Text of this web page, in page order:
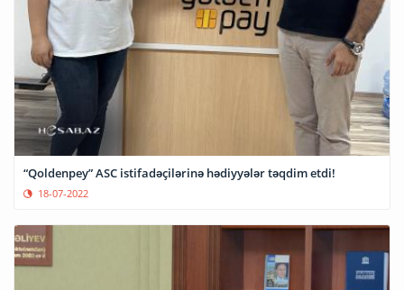
18-07-2022